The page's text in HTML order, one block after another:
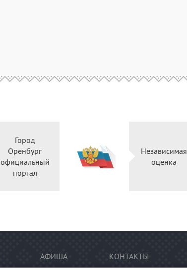
Город
Оренбург
официальный
портал
Независимая
оценка
АФИША КОНТАКТЫ